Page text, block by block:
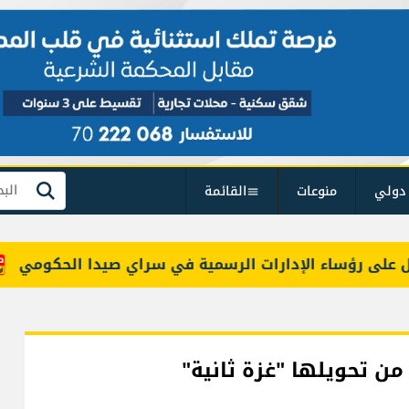
منوعات القائمة بحث
الإدارات الرسمية في سراي صيدا الحكومي
تحويلها "غزة ثانية"